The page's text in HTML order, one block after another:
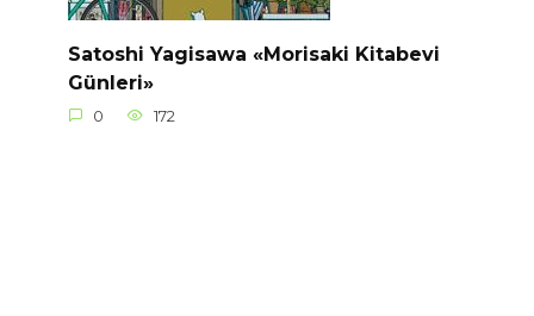
Satoshi Yagisawa «Morisaki Kitabevi
Günleri»
0 172